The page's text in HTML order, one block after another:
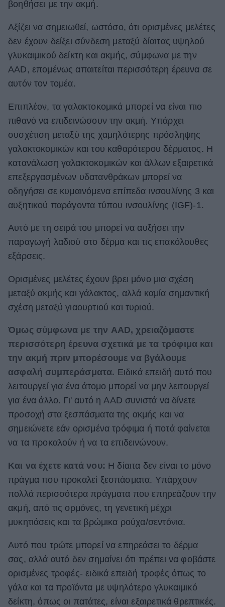
βοηθήσει με την ακμή.
Αξίζει να σημειωθεί, ωστόσο, ότι ορισμένες μελέτες
δεν έχουν δείξει σύνδεση μεταξύ δίαιτας υψηλού
γλυκαιμικού δείκτη και ακμής, σύμφωνα με την
AAD, επομένως απαιτείται περισσότερη έρευνα σε
αυτόν τον τομέα.
Επιπλέον, τα γαλακτοκομικά μπορεί να είναι πιο
πιθανό να επιδεινώσουν την ακμή. Υπάρχει
συσχέτιση μεταξύ της χαμηλότερης πρόσληψης
γαλακτοκομικών και του καθαρότερου δέρματος. Η
κατανάλωση γαλακτοκομικών και άλλων εξαιρετικά
επεξεργασμένων υδατανθράκων μπορεί να
οδηγήσει σε κυμαινόμενα επίπεδα ινσουλίνης 3 και
αυξητικού παράγοντα τύπου ινσουλίνης (IGF)-1.
Αυτό με τη σειρά του μπορεί να αυξήσει την
παραγωγή λαδιού στο δέρμα και τις επακόλουθες
εξάρσεις.
Ορισμένες μελέτες έχουν βρει μόνο μια σχέση
μεταξύ ακμής και γάλακτος, αλλά καμία σημαντική
σχέση μεταξύ γιαουρτιού και τυριού.
Όμως σύμφωνα με την AAD, χρειαζόμαστε
περισσότερη έρευνα σχετικά με τα τρόφιμα και
την ακμή πριν μπορέσουμε να βγάλουμε
ασφαλή συμπεράσματα. Ειδικά επειδή αυτό που
λειτουργεί για ένα άτομο μπορεί να μην λειτουργεί
για ένα άλλο. Γι' αυτό η AAD συνιστά να δίνετε
προσοχή στα ξεσπάσματα της ακμής και να
σημειώνετε εάν ορισμένα τρόφιμα ή ποτά φαίνεται
να τα προκαλούν ή να τα επιδεινώνουν.
Και να έχετε κατά νου: Η δίαιτα δεν είναι το μόνο
πράγμα που προκαλεί ξεσπάσματα. Υπάρχουν
πολλά περισσότερα πράγματα που επηρεάζουν την
ακμή, από τις ορμόνες, τη γενετική μέχρι
μυκητιάσεις και τα βρώμικα ρούχα/σεντόνια.
Αυτό που τρώτε μπορεί να επηρεάσει το δέρμα
σας, αλλά αυτό δεν σημαίνει ότι πρέπει να φοβάστε
ορισμένες τροφές- ειδικά επειδή τροφές όπως το
γάλα και τα προϊόντα με υψηλότερο γλυκαιμικό
δείκτη, όπως οι πατάτες, είναι εξαιρετικά θρεπτικές.